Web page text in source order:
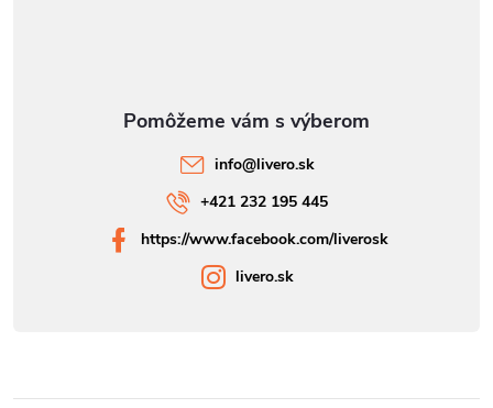
info@livero.sk
+421 232 195 445
https://www.facebook.com/liverosk
livero.sk